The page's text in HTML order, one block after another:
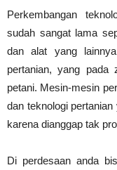
Perkembangan
sudah sangat lama
dan alat yang
pertanian, yang pada
petani. Mesin-mesin
dan teknologi
karena dianggap tak
Di perdesaan anda